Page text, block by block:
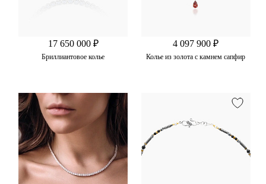
17 650 000 ₽
Бриллиантовое колье
4 097 900 ₽
Колье из золота с камнем сапфир